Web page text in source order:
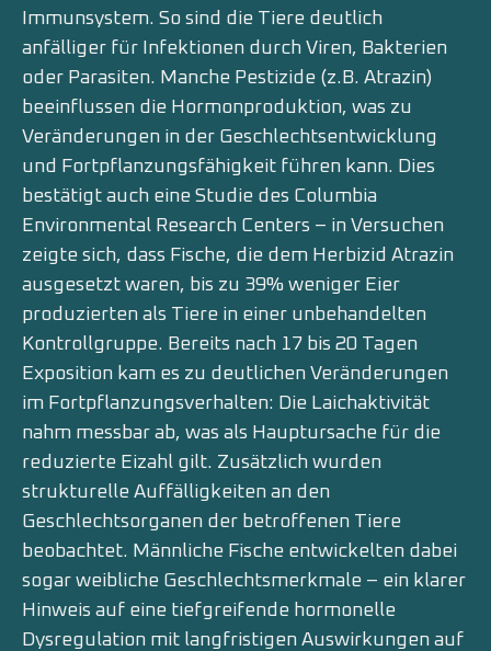
Immunsystem. So sind die Tiere deutlich
anfälliger für Infektionen durch Viren, Bakterien
oder Parasiten. Manche Pestizide (z.B. Atrazin)
beeinflussen die Hormonproduktion, was zu
Veränderungen in der Geschlechtsentwicklung
und Fortpflanzungsfähigkeit führen kann. Dies
bestätigt auch eine Studie des Columbia
Environmental Research Centers – in Versuchen
zeigte sich, dass Fische, die dem Herbizid Atrazin
ausgesetzt waren, bis zu 39% weniger Eier
produzierten als Tiere in einer unbehandelten
Kontrollgruppe. Bereits nach 17 bis 20 Tagen
Exposition kam es zu deutlichen Veränderungen
im Fortpflanzungsverhalten: Die Laichaktivität
nahm messbar ab, was als Hauptursache für die
reduzierte Eizahl gilt. Zusätzlich wurden
strukturelle Auffälligkeiten an den
Geschlechtsorganen der betroffenen Tiere
beobachtet. Männliche Fische entwickelten dabei
sogar weibliche Geschlechtsmerkmale – ein klarer
Hinweis auf eine tiefgreifende hormonelle
Dysregulation mit langfristigen Auswirkungen auf